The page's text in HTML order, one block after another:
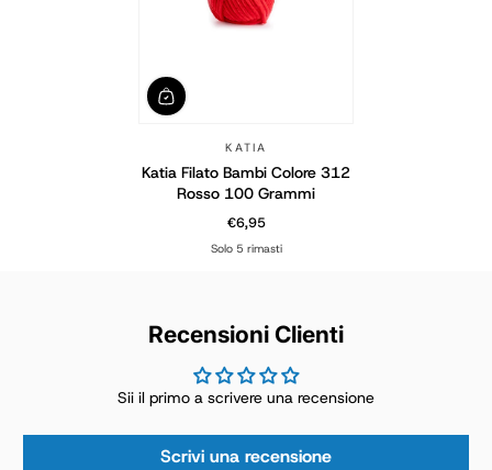
KATIA
Katia Filato Bambi Colore 312
Rosso 100 Grammi
Prezzo normale
€6,95
Solo 5 rimasti
Recensioni Clienti
Sii il primo a scrivere una recensione
Scrivi una recensione